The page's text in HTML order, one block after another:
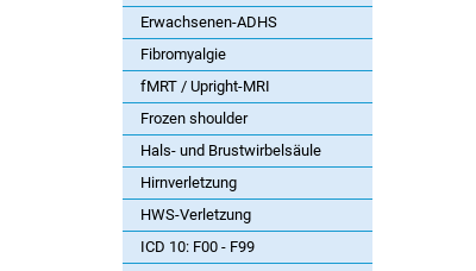
Erwachsenen-ADHS
Fibromyalgie
fMRT / Upright-MRI
Frozen shoulder
Hals- und Brustwirbelsäule
Hirnverletzung
HWS-Verletzung
ICD 10: F00 - F99